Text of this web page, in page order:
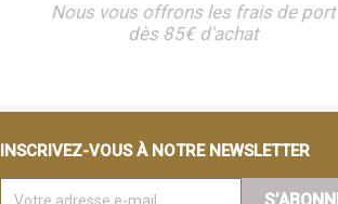
Nous vous offrons les frais de port
dès 85€ d'achat
INSCRIVEZ-VOUS À NOTRE NEWSLETTER